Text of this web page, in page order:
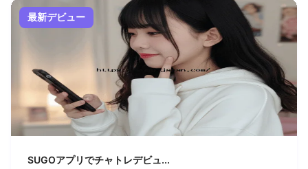
最新デビュー
SUGOアプリでチャトレデビュ...